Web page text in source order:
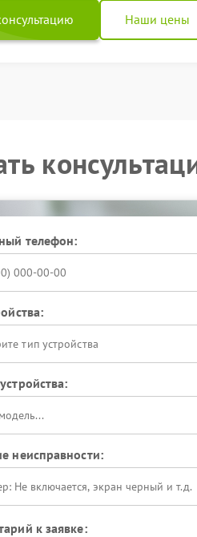
Наши цены
телефон:
тип устройства
неисправности:
к заявке: